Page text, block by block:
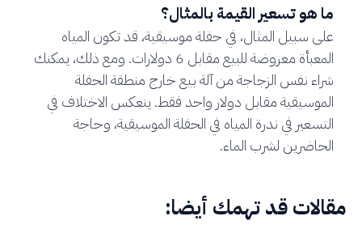
ما هو تسعير القيمة بالمثال؟
على سبيل المثال، في حفلة موسيقية، قد تكون المياه
المعبأة معروضة للبيع مقابل 6 دولارات. ومع ذلك، يمكنك
شراء نفس الزجاجة من آلة بيع خارج منطقة الحفلة
الموسيقية مقابل دولار واحد فقط. ينعكس الاختلاف في
التسعير في ندرة المياه في الحفلة الموسيقية، وحاجة
الحاضرين لشرب الماء.
مقالات قد تهمك أيضا: